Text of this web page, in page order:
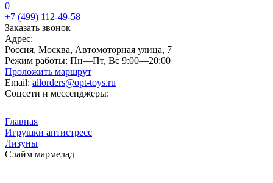
0
+7 (499) 112-49-58
Заказать звонок
Адрес:
Россия, Москва, Автомоторная улица, 7
Режим работы: Пн—Пт, Вс 9:00—20:00
Проложить маршрут
Email: allorders@opt-toys.ru
Соцсети и мессенджеры:
Главная
Игрушки антистресс
Лизуны
Слайм мармелад